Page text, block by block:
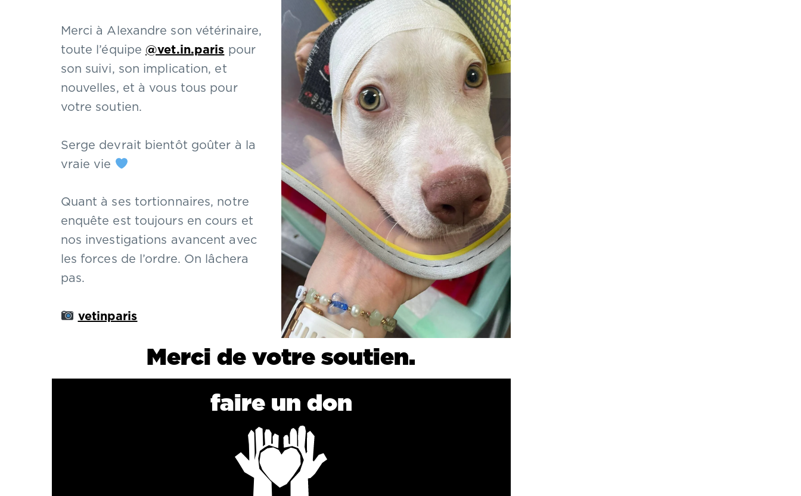
Merci à Alexandre son vétérinaire,
toute l’équipe @vet.in.paris pour
son suivi, son implication, et
nouvelles, et à vous tous pour
votre soutien.
Serge devrait bientôt goûter à la
vraie vie
Quant à ses tortionnaires, notre
enquête est toujours en cours et
nos investigations avancent avec
les forces de l’ordre. On lâchera
pas.
vetinparis
Merci de votre soutien.
faire un don